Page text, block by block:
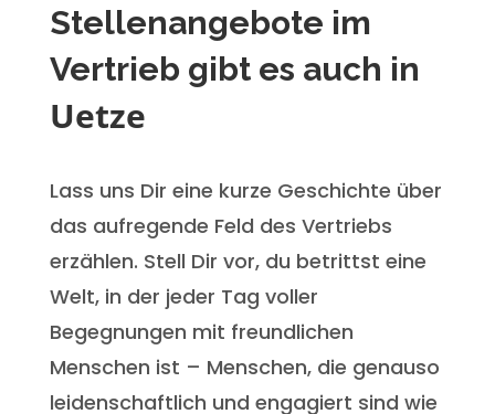
Stellenangebote im
Vertrieb gibt es auch in
Uetze
Lass uns Dir eine kurze Geschichte über
das aufregende Feld des Vertriebs
erzählen. Stell Dir vor, du betrittst eine
Welt, in der jeder Tag voller
Begegnungen mit freundlichen
Menschen ist – Menschen, die genauso
leidenschaftlich und engagiert sind wie